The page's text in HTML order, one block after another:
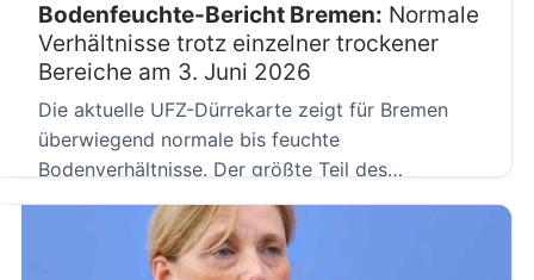
Bodenfeuchte-Bericht Bremen: Normale
Verhältnisse trotz einzelner trockener
Bereiche am 3. Juni 2026
Die aktuelle UFZ-Dürrekarte zeigt für Bremen
überwiegend normale bis feuchte
Bodenverhältnisse. Der größte Teil des
Stadtstaates weist grüne […]